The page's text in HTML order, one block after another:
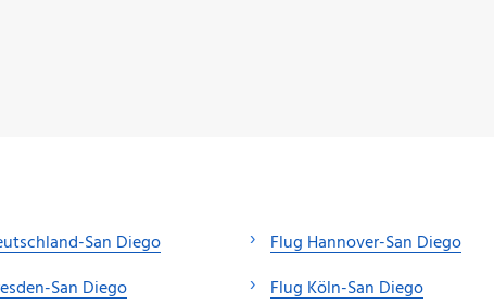
San Diego
San Diego
Flug Hannover-San Diego
Flug Köln-San Diego